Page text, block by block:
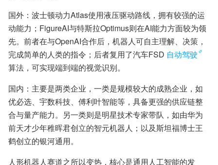
国外：波士顿动力Atlas使用液压驱动路线，拥有较强的运
动能力；FigureAI与特斯拉Optimus则在AI能力方面较为领
先。前者在与OpenAI合作后，机器人可自主理解、决策，
完成简单的人类的指令；后者复用了汽车FSD 自动驾驶
算法，可实现端到端的视觉识别。
国内：主要是两类企业，一类是规模较大的成熟企业，如
优必选、宇数科技、傅利叶智能等，具备更强的供应链整
合与量产能力。另一类则是明星技术专家带队，如由华为
前天才少年稚晖君创立的智元机器人；以及斯坦福博士王
鹤创立的银河通用。
人形机器人赛道之所以变热，核心是通用人工智能的发